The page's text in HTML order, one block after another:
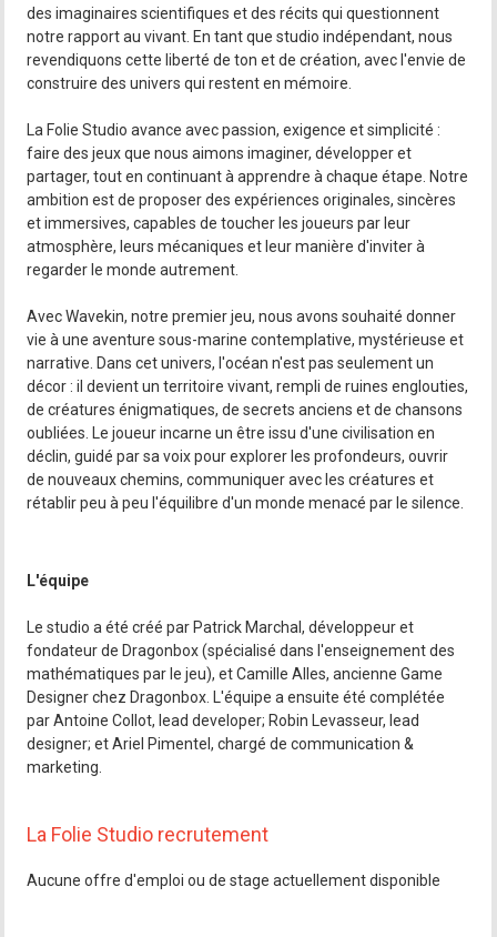
des imaginaires scientifiques et des récits qui questionnent
notre rapport au vivant. En tant que studio indépendant, nous
revendiquons cette liberté de ton et de création, avec l'envie de
construire des univers qui restent en mémoire.
La Folie Studio avance avec passion, exigence et simplicité :
faire des jeux que nous aimons imaginer, développer et
partager, tout en continuant à apprendre à chaque étape. Notre
ambition est de proposer des expériences originales, sincères
et immersives, capables de toucher les joueurs par leur
atmosphère, leurs mécaniques et leur manière d'inviter à
regarder le monde autrement.
Avec Wavekin, notre premier jeu, nous avons souhaité donner
vie à une aventure sous-marine contemplative, mystérieuse et
narrative. Dans cet univers, l'océan n'est pas seulement un
décor : il devient un territoire vivant, rempli de ruines englouties,
de créatures énigmatiques, de secrets anciens et de chansons
oubliées. Le joueur incarne un être issu d'une civilisation en
déclin, guidé par sa voix pour explorer les profondeurs, ouvrir
de nouveaux chemins, communiquer avec les créatures et
rétablir peu à peu l'équilibre d'un monde menacé par le silence.
L'équipe
Le studio a été créé par Patrick Marchal, développeur et
fondateur de Dragonbox (spécialisé dans l'enseignement des
mathématiques par le jeu), et Camille Alles, ancienne Game
Designer chez Dragonbox. L'équipe a ensuite été complétée
par Antoine Collot, lead developer; Robin Levasseur, lead
designer; et Ariel Pimentel, chargé de communication &
marketing.
La Folie Studio recrutement
Aucune offre d'emploi ou de stage actuellement disponible